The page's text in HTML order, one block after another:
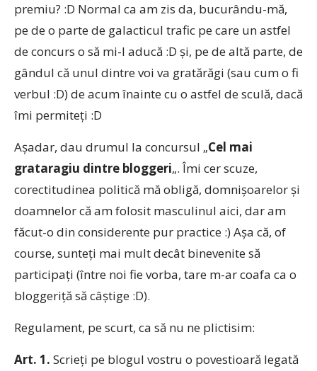
premiu? :D Normal ca am zis da, bucurându-mă,
pe de o parte de galacticul trafic pe care un astfel
de concurs o să mi-l aducă :D şi, pe de altă parte, de
gândul că unul dintre voi va gratărăgi (sau cum o fi
verbul :D) de acum înainte cu o astfel de sculă, dacă
îmi permiteţi :D
Aşadar, dau drumul la concursul „Cel mai
grataragiu dintre bloggeri„. Îmi cer scuze,
corectitudinea politică mă obligă, domnişoarelor şi
doamnelor că am folosit masculinul aici, dar am
făcut-o din considerente pur practice :) Aşa că, of
course, sunteţi mai mult decât binevenite să
participaţi (între noi fie vorba, tare m-ar coafa ca o
bloggeriţă să câştige :D).
Regulament, pe scurt, ca să nu ne plictisim:
Art. 1. Scrieţi pe blogul vostru o povestioară legată